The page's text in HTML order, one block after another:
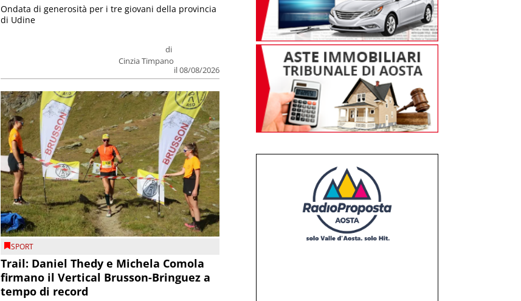
di
Cinzia Timpano
il 08/08/2026
Ondata di generosità per i tre giovani della provincia
di Udine
SPORT
Trail: Daniel Thedy e Michela Comola
firmano il Vertical Brusson-Bringuez a
tempo di record